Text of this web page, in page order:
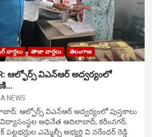
వార్తలు తాజా వార్తలు తెలంగాణ
ఆల్ఫోర్స్ విఎన్ఆర్ అద్వర్యంలో
NEWS
ఆల్ఫోర్స్ విఎన్ఆర్ అద్వర్యంలో పుస్తకాలు
అధినేత ఆదిలాబాద్, కరీంనగర్,
ఎమ్మెల్సీ అభ్యర్థి వి నరేందర్ రెడ్డి